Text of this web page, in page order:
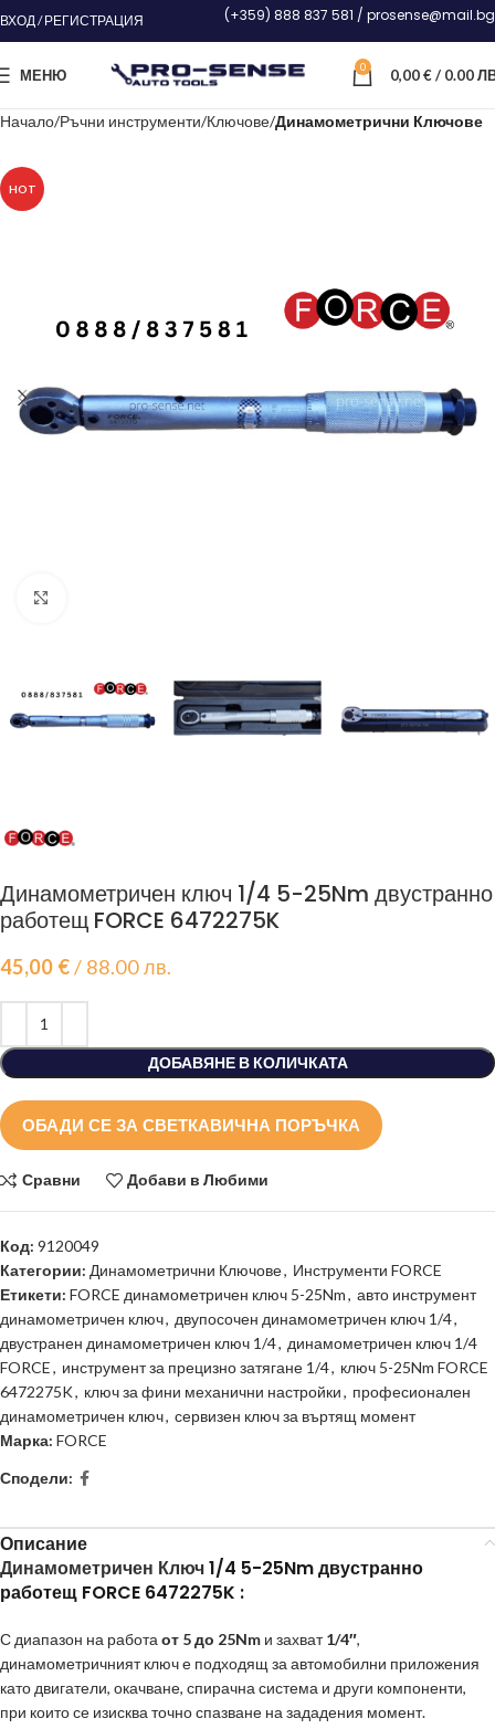
ВХОД / РЕГИСТРАЦИЯ (+359) 888 837 581 / prosense@mail.bg
МЕНЮ 0 0,00€/ 0.00
Начало Ръчни инструменти Ключове Динамометрични Ключове
HOT
Динамометричен ключ 1/4 5-25Nm двустранно
работещ FORCE 6472275K
45,00 €/ 88.00 лв.
ДОБАВЯНЕ В КОЛИЧКАТА
ОБАДИ СЕ ЗА СВЕТКАВИЧНА ПОРЪЧКА
Сравни Добави в Любими
Код: 9120049
Категории: Динамометрични Ключове, Инструменти FORCE
Етикети: FORCE динамометричен ключ 5-25Nm, авто инструмент
динамометричен ключ, двупосочен динамометричен ключ 1/4,
двустранен динамометричен ключ 1/4, динамометричен ключ 1/4
FORCE, инструмент за прецизно затягане 1/4, ключ 5-25Nm FORCE
6472275K, ключ за фини механични настройки, професионален
динамометричен ключ, сервизен ключ за въртящ момент
Марка: FORCE
Сподели:
Описание
Динамометричен Ключ1/4 5-25Nm двустранно
работещ FORCE 6472275K :
С диапазон на работа от 5 до 25Nm и захват1/4″,
динамометричният ключ е подходящ за автомобилни приложения
като двигатели, окачване, спирачна система и други компоненти,
при които се изисква точно спазване на зададения момент.